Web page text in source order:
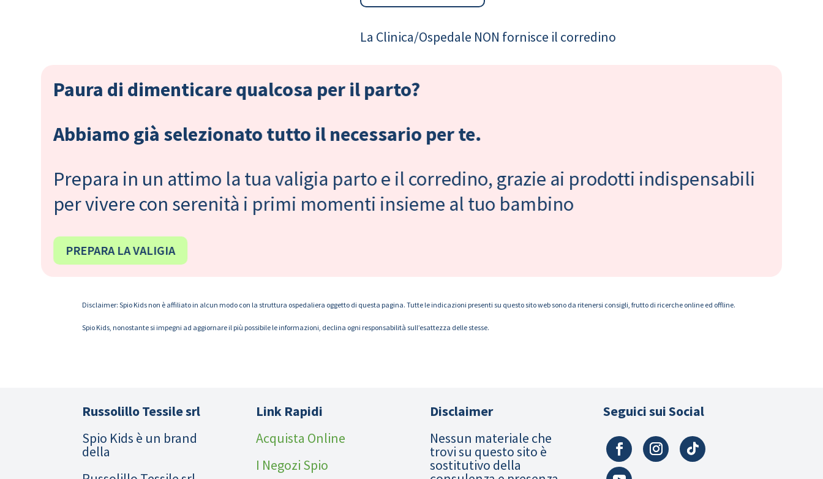
La Clinica/Ospedale NON fornisce il corredino
Paura di dimenticare qualcosa per il parto?
Abbiamo già selezionato tutto il necessario per te.
Prepara in un attimo la tua valigia parto e il corredino, grazie ai prodotti indispensabili
per vivere con serenità i primi momenti insieme al tuo bambino
PREPARA LA VALIGIA
Disclaimer: Spio Kids non è affiliato in alcun modo con la struttura ospedaliera oggetto di questa pagina. Tutte le indicazioni presenti su questo sito web sono da ritenersi consigli, frutto di ricerche online ed offline.
Spio Kids, nonostante si impegni ad aggiornare il più possibile le informazioni, declina ogni responsabilità sull’esattezza delle stesse.
Russolillo Tessile srl
Spio Kids è un brand
della
Link Rapidi
Acquista Online
I Negozi Spio
Disclaimer
Nessun materiale che
trovi su questo sito è
sostitutivo della
Seguici sui Social